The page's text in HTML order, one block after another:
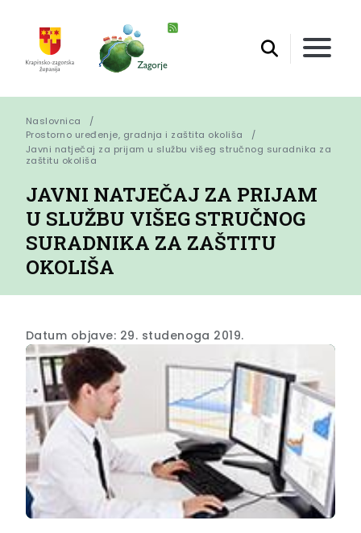
Naslovnica
Prostorno uređenje, gradnja i zaštita okoliša
Javni natječaj za prijam u službu višeg stručnog suradnika za
zaštitu okoliša
JAVNI NATJEČAJ ZA PRIJAM
U SLUŽBU VIŠEG STRUČNOG
SURADNIKA ZA ZAŠTITU
OKOLIŠA
Datum objave: 29. studenoga 2019.